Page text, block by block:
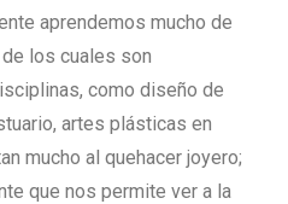
aprendemos mucho de
los cuales son
como diseño de
artes plásticas en
mucho al quehacer joyero;
que nos permite ver a la